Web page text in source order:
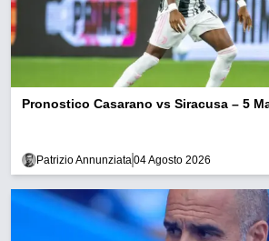
Pronostico Casarano vs Siracusa – 5
Patrizio Annunziata04 Agosto 2026